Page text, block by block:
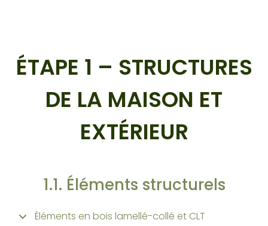
ÉTAPE 1 – STRUCTURES
DE LA MAISON ET
EXTÉRIEUR
1.1. Éléments structurels
Éléments en bois lamellé-collé et CLT